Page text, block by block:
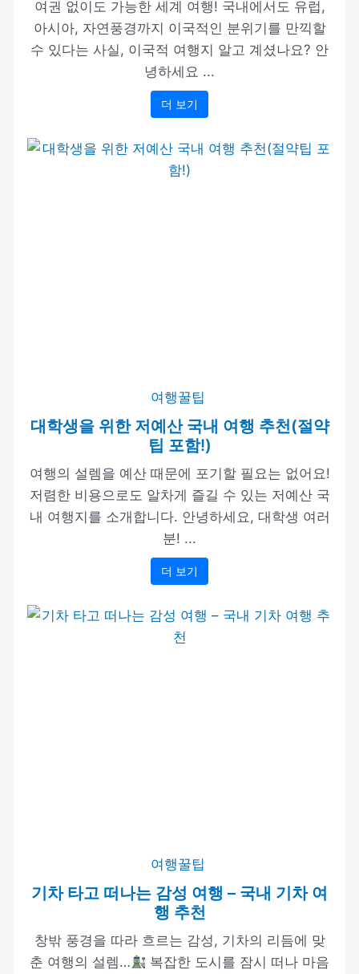
여권 없이도 가능한 세계 여행! 국내에서도 유럽,
아시아, 자연풍경까지 이국적인 분위기를 만끽할
수 있다는 사실, 이국적 여행지 알고 계셨나요? 안
녕하세요 ...
더 보기
여행꿀팁
대학생을 위한 저예산 국내 여행 추천(절약
팁 포함!)
여행의 설렘을 예산 때문에 포기할 필요는 없어요!
저렴한 비용으로도 알차게 즐길 수 있는 저예산 국
내 여행지를 소개합니다. 안녕하세요, 대학생 여러
분! ...
더 보기
여행꿀팁
기차 타고 떠나는 감성 여행 – 국내 기차 여
행 추천
창밖 풍경을 따라 흐르는 감성, 기차의 리듬에 맞
춘 여행의 설렘…
복잡한 도시를 잠시 떠나 마음